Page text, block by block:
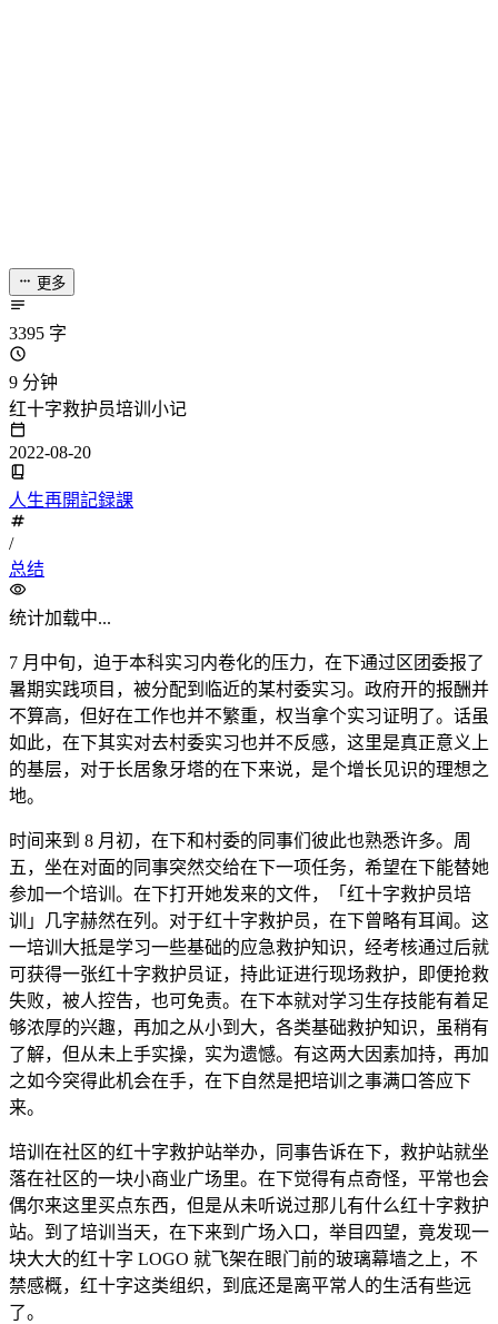
更多
3395 字
9 分钟
红十字救护员培训小记
2022-08-20
人生再開記録課
/
总结
统计加载中...
7 月中旬，迫于本科实习内卷化的压力，在下通过区团委报了
暑期实践项目，被分配到临近的某村委实习。政府开的报酬并
不算高，但好在工作也并不繁重，权当拿个实习证明了。话虽
如此，在下其实对去村委实习也并不反感，这里是真正意义上
的基层，对于长居象牙塔的在下来说，是个增长见识的理想之
地。
时间来到 8 月初，在下和村委的同事们彼此也熟悉许多。周
五，坐在对面的同事突然交给在下一项任务，希望在下能替她
参加一个培训。在下打开她发来的文件，「红十字救护员培
训」几字赫然在列。对于红十字救护员，在下曾略有耳闻。这
一培训大抵是学习一些基础的应急救护知识，经考核通过后就
可获得一张红十字救护员证，持此证进行现场救护，即便抢救
失败，被人控告，也可免责。在下本就对学习生存技能有着足
够浓厚的兴趣，再加之从小到大，各类基础救护知识，虽稍有
了解，但从未上手实操，实为遗憾。有这两大因素加持，再加
之如今突得此机会在手，在下自然是把培训之事满口答应下
来。
培训在社区的红十字救护站举办，同事告诉在下，救护站就坐
落在社区的一块小商业广场里。在下觉得有点奇怪，平常也会
偶尔来这里买点东西，但是从未听说过那儿有什么红十字救护
站。到了培训当天，在下来到广场入口，举目四望，竟发现一
块大大的红十字 LOGO 就飞架在眼门前的玻璃幕墙之上，不
禁感概，红十字这类组织，到底还是离平常人的生活有些远
了。